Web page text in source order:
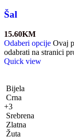
Šal
15.60KM
Odaberi opcije Ovaj
odabrati na stranici
Quick view
Bijela
Crna
+3
Srebrena
Zlatna
Žuta